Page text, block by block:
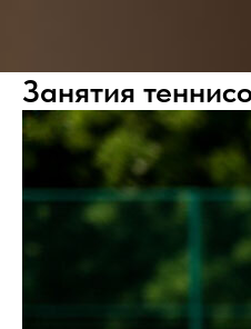
Занятия